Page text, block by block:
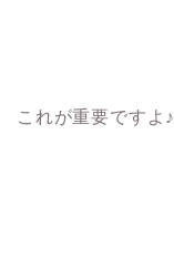
これが重要ですよ♪